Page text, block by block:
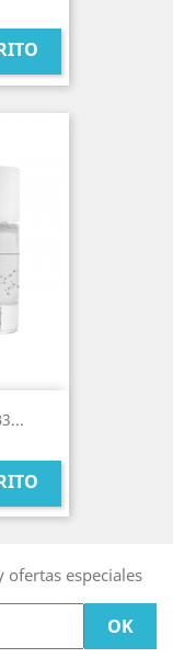
especiales